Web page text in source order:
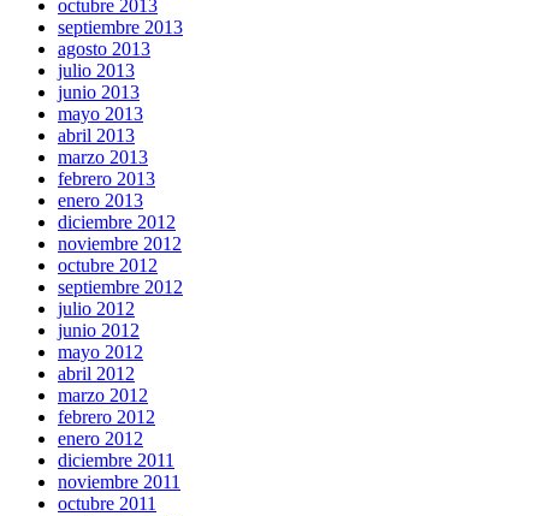
octubre 2013
septiembre 2013
agosto 2013
julio 2013
junio 2013
mayo 2013
abril 2013
marzo 2013
febrero 2013
enero 2013
diciembre 2012
noviembre 2012
octubre 2012
septiembre 2012
julio 2012
junio 2012
mayo 2012
abril 2012
marzo 2012
febrero 2012
enero 2012
diciembre 2011
noviembre 2011
octubre 2011